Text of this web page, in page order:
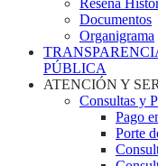
Reseña
Documentos
Organigrama
PÚBLICA
ATENCIÓN Y
Consultas y
Pago
Porte